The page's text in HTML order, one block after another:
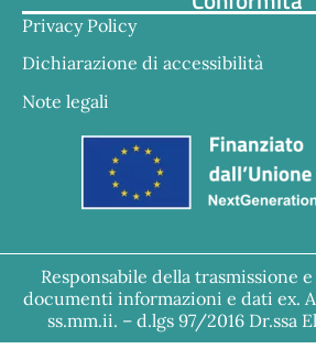
Privacy Policy
Dichiarazione di accessibilità
Note legali
Responsabile della trasmissione
documenti informazioni e dati ex.
ss.mm.ii. – d.lgs 97/2016 Dr.ssa